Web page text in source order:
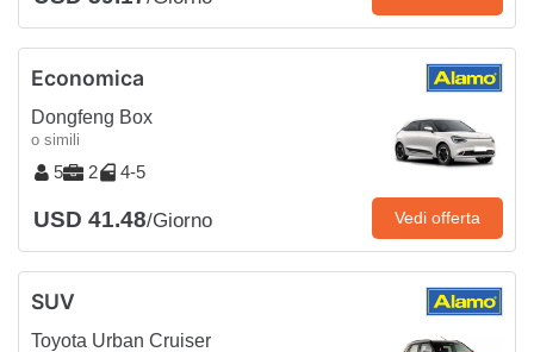
Economica
Dongfeng Box
o simili
5 2 4-5
USD 41.48/Giorno Vedi offerta
SUV
Toyota Urban Cruiser